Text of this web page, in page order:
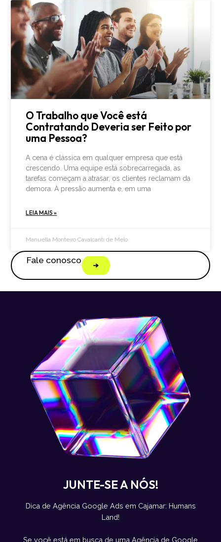
O Trabalho que Você está
Contratando Deveria ser Feito por
uma Pessoa?
A cena é clássica em qualquer empresa que está
crescendo. Uma equipe está sobrecarregada, as
tarefas começam a atrasar, os clientes reclamam da
demora. A pressão aumenta e, em uma
LEIA MAIS »
Manuella Monteiro Cavalcanti de Melo
Fale conosco
JUNTE-SE A NÓS!
Dica de Agência Google Ads em Cajamar: Humans
Land!
Se você está em busca de uma Agência de Google